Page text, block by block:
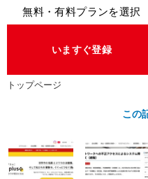
無料・有料プランを選択
いますぐ登録
トップページ
この